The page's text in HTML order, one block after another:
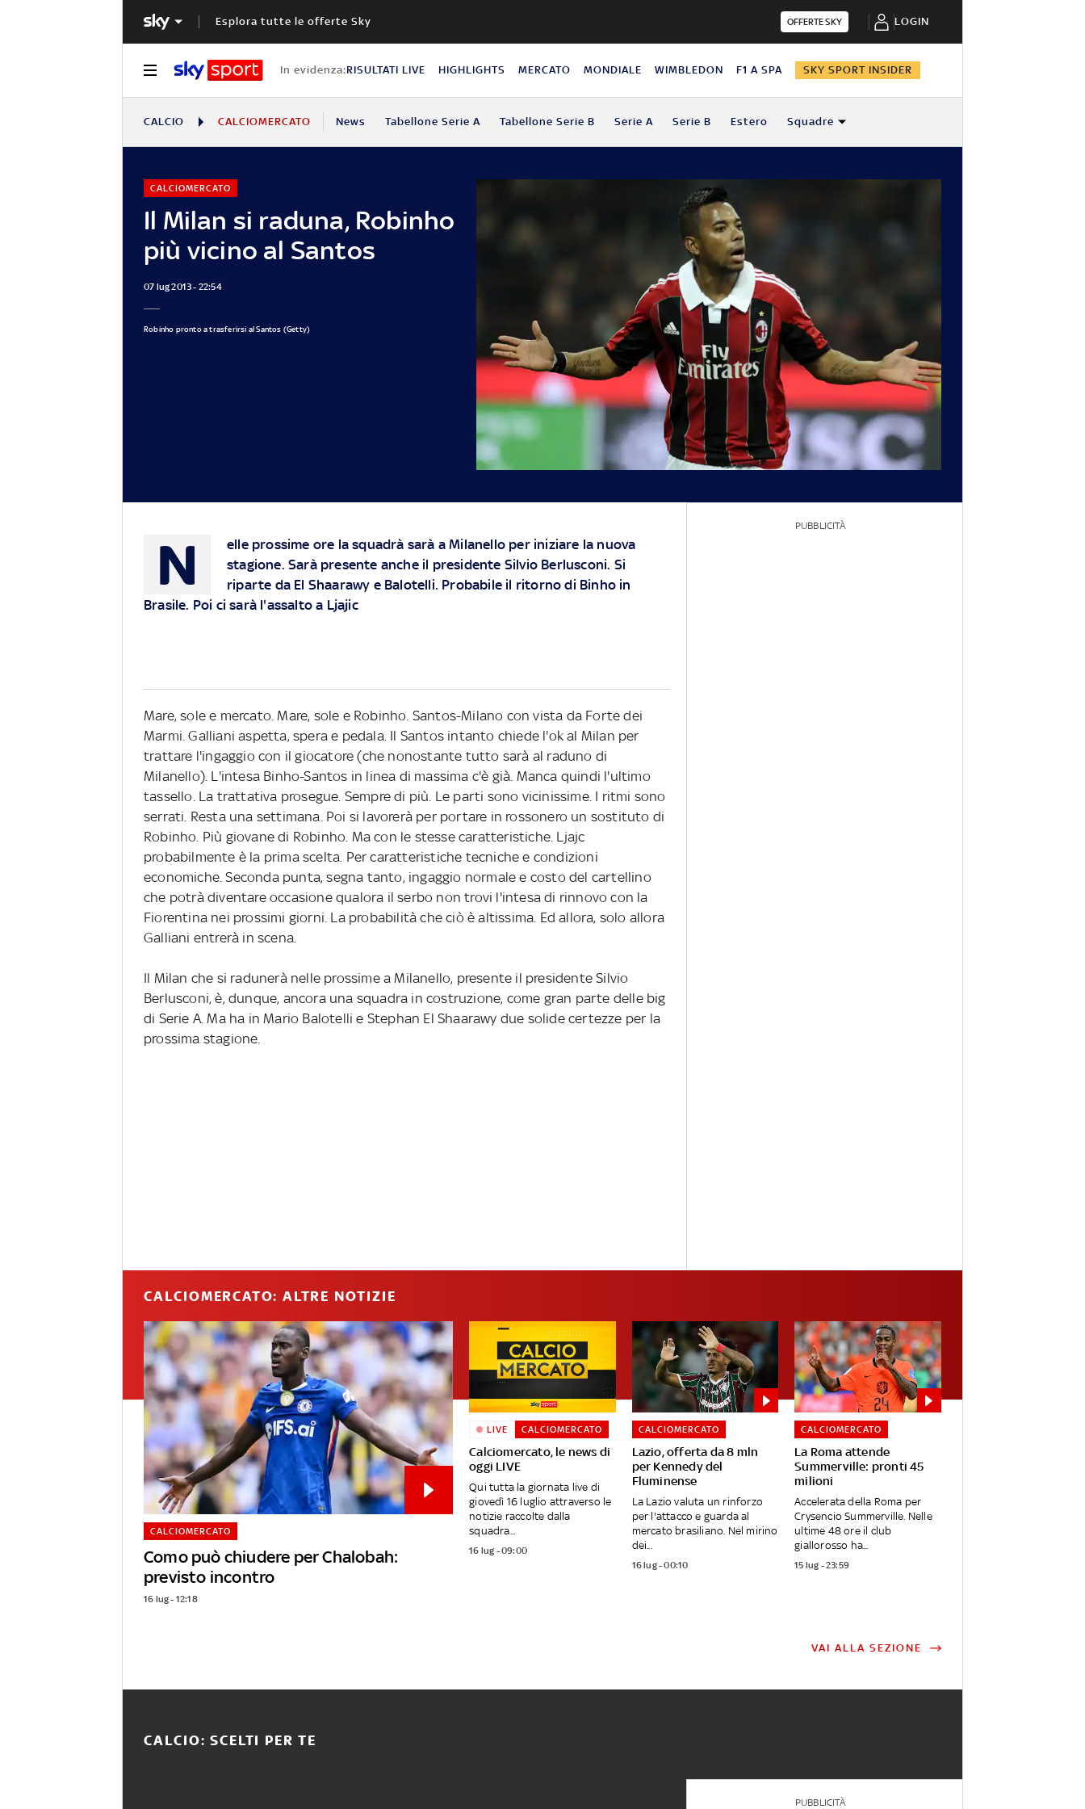
Esplora tutte le offerte Sky OFFERTE SKY LOGIN
In evidenza:RISULTATI LIVE HIGHLIGHTS MERCATO MONDIALE WIMBLEDON F1 A SPA SKY SPORT INSIDER
CALCIO CALCIOMERCATO News Tabellone Serie A Tabellone Serie B Serie A Serie B Estero Squadre
Il Milan si raduna, Robinho
più vicino al Santos
CALCIOMERCATO
07 lug 2013 - 22:54
Robinho pronto a trasferirsi al Santos (Getty)
N
elle prossime ore la squadrà sarà a Milanello per iniziare la nuova
stagione. Sarà presente anche il presidente Silvio Berlusconi. Si
riparte da El Shaarawy e Balotelli. Probabile il ritorno di Binho in
Brasile. Poi ci sarà l'assalto a Ljajic
Mare, sole e mercato. Mare, sole e Robinho. Santos-Milano con vista da Forte dei
Marmi. Galliani aspetta, spera e pedala. Il Santos intanto chiede l'ok al Milan per
trattare l'ingaggio con il giocatore (che nonostante tutto sarà al raduno di
Milanello). L'intesa Binho-Santos in linea di massima c'è già. Manca quindi l'ultimo
tassello. La trattativa prosegue. Sempre di più. Le parti sono vicinissime. I ritmi sono
serrati. Resta una settimana. Poi si lavorerà per portare in rossonero un sostituto di
Robinho. Più giovane di Robinho. Ma con le stesse caratteristiche. Ljajc
probabilmente è la prima scelta. Per caratteristiche tecniche e condizioni
economiche. Seconda punta, segna tanto, ingaggio normale e costo del cartellino
che potrà diventare occasione qualora il serbo non trovi l'intesa di rinnovo con la
Fiorentina nei prossimi giorni. La probabilità che ciò è altissima. Ed allora, solo allora
Galliani entrerà in scena.
Il Milan che si radunerà nelle prossime a Milanello, presente il presidente Silvio
Berlusconi, è, dunque, ancora una squadra in costruzione, come gran parte delle big
di Serie A. Ma ha in Mario Balotelli e Stephan El Shaarawy due solide certezze per la
prossima stagione.
PUBBLICITÀ
CALCIOMERCATO: ALTRE NOTIZIE
Como può chiudere per Chalobah:
previsto incontro
CALCIOMERCATO
16 lug - 12:18
Calciomercato, le news di
oggi LIVE
LIVE CALCIOMERCATO
Qui tutta la giornata live di
giovedì 16 luglio attraverso le
notizie raccolte dalla
squadra...
16 lug - 09:00
Lazio, offerta da 8 mln
per Kennedy del
Fluminense
CALCIOMERCATO
La Lazio valuta un rinforzo
per l'attacco e guarda al
mercato brasiliano. Nel mirino
dei...
16 lug - 00:10
La Roma attende
Summerville: pronti 45
milioni
CALCIOMERCATO
Accelerata della Roma per
Crysencio Summerville. Nelle
ultime 48 ore il club
giallorosso ha...
15 lug - 23:59
VAI ALLA SEZIONE
CALCIO: SCELTI PER TE
PUBBLICITÀ